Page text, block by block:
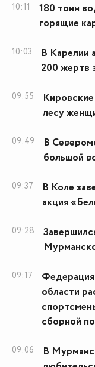
10:11
180 тонн
горящие
10:03
В Карелии
200 жертв
09:55
лесу
09:49
В
большой
09:37
В Коле
акция
09:28
09:17
области
сборной
09:06
В